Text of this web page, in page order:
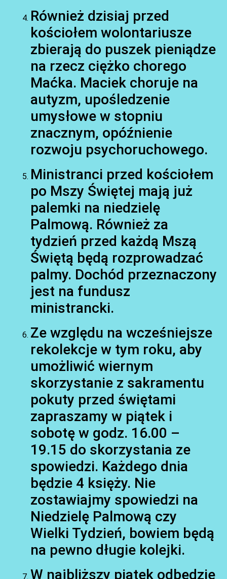
Również dzisiaj przed
kościołem wolontariusze
zbierają do puszek pieniądze
na rzecz ciężko chorego
Maćka. Maciek choruje na
autyzm, upośledzenie
umysłowe w stopniu
znacznym, opóźnienie
rozwoju psychoruchowego.
Ministranci przed kościołem
po Mszy Świętej mają już
palemki na niedzielę
Palmową. Również za
tydzień przed każdą Mszą
Świętą będą rozprowadzać
palmy. Dochód przeznaczony
jest na fundusz
ministrancki.
Ze względu na wcześniejsze
rekolekcje w tym roku, aby
umożliwić wiernym
skorzystanie z sakramentu
pokuty przed świętami
zapraszamy w piątek i
sobotę w godz. 16.00 –
19.15 do skorzystania ze
spowiedzi. Każdego dnia
będzie 4 księży. Nie
zostawiajmy spowiedzi na
Niedzielę Palmową czy
Wielki Tydzień, bowiem będą
na pewno długie kolejki.
W najbliższy piątek odbędzie